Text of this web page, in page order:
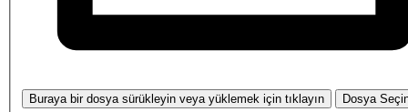
Buraya bir dosya sürükleyin veya yüklemek için tıklayın Dosya